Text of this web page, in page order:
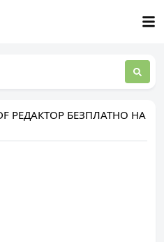
РЕДАКТОР БЕЗПЛАТНО НА